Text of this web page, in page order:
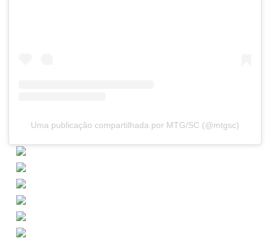
Uma publicação compartilhada por MTG/SC (@mtgsc)